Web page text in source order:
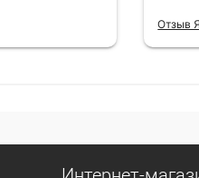
Отзыв